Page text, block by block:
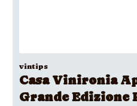
vintips
Casa Vinironia
Grande Edizione